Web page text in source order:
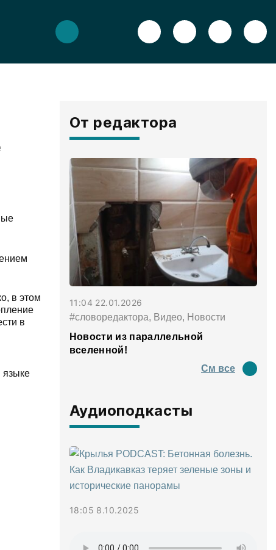
в этом
в
языке
От редактора
11:04 22.01.2026
#словоредактора, Видео, Новости
Новости из параллельной
вселенной!
См все
Аудиоподкасты
18:05 8.10.2025